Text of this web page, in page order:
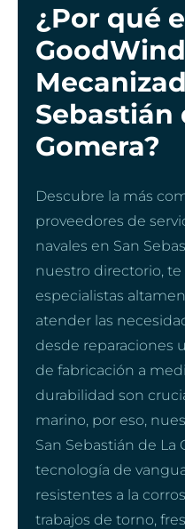
¿Por qué
Sebastián
Gomera?
Descubre la más
proveedores de
navales en San
nuestro directorio,
especialistas
atender las
desde reparaciones
de fabricación a
durabilidad son
marino, por eso,
San Sebastián de La
tecnología de
resistentes a la
trabajos de torno,